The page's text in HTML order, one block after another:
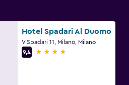
Hotel Spadari Al Duomo
V.Spadari 11, Milano, Milano
9,4
4 yıldız